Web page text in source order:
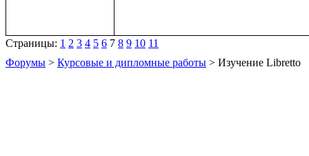
Страницы: 1 2 3 4 5 6 7 8 9 10 11
Форумы > Курсовые и дипломные работы > Изучение Libretto